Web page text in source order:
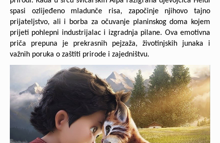
spasi ozlijeđeno mladunče risa, započinje njihovo tajno
prijateljstvo, ali i borba za očuvanje planinskog doma kojem
prijeti pohlepni industrijalac i izgradnja pilane. Ova emotivna
priča prepuna je prekrasnih pejzaža, životinjskih junaka i
važnih poruka o zaštiti prirode i zajedništvu.